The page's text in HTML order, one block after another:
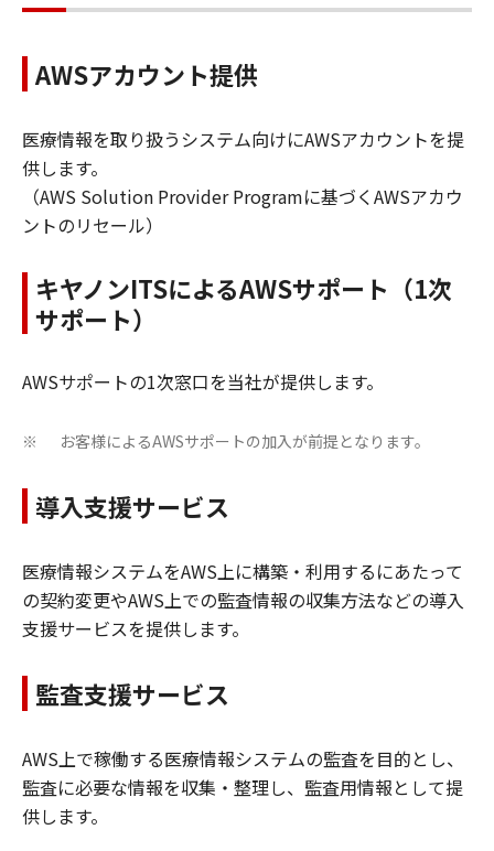
AWSアカウント提供
医療情報を取り扱うシステム向けにAWSアカウントを提
供します。
（AWS Solution Provider Programに基づくAWSアカウ
ントのリセール）
キヤノンITSによるAWSサポート（1次
サポート）
AWSサポートの1次窓口を当社が提供します。
※ お客様によるAWSサポートの加入が前提となります。
導入支援サービス
医療情報システムをAWS上に構築・利用するにあたって
の契約変更やAWS上での監査情報の収集方法などの導入
支援サービスを提供します。
監査支援サービス
AWS上で稼働する医療情報システムの監査を目的とし、
監査に必要な情報を収集・整理し、監査用情報として提
供します。